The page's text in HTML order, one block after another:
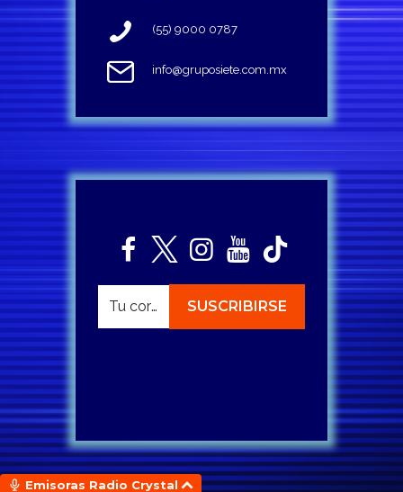
(55) 9000 0787
info@gruposiete.com.mx
Emisoras Radio Crystal